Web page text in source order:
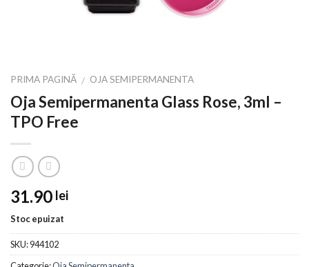
PRIMA PAGINĂ / OJA SEMIPERMANENTA
Oja Semipermanenta Glass Rose, 3ml –
TPO Free
31.90 lei
Stoc epuizat
SKU:944102